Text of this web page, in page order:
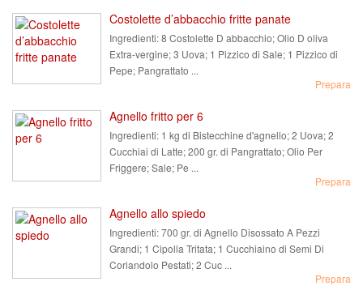
Costolette d’abbacchio fritte panate
Ingredienti:8 Costolette D abbacchio; Olio D oliva
Extra-vergine; 3 Uova; 1 Pizzico di Sale; 1 Pizzico di
Pepe; Pangrattato ...
Prepara
Agnello fritto per 6
Ingredienti: 1 kg di Bistecchine d'agnello; 2 Uova; 2
Cucchiai di Latte; 200 gr. di Pangrattato; Olio Per
Friggere; Sale; Pe ...
Prepara
Agnello allo spiedo
Ingredienti:700 gr. di Agnello Disossato A Pezzi
Grandi; 1 Cipolla Tritata; 1 Cucchiaino di Semi Di
Coriandolo Pestati; 2 Cuc ...
Prepara